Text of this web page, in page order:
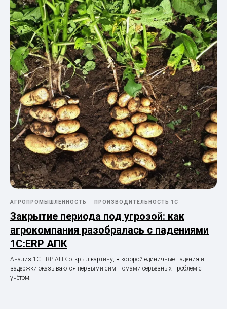
АГРОПРОМЫШЛЕННОСТЬ ПРОИЗВОДИТЕЛЬНОСТЬ 1С
Закрытие периода под угрозой: как
агрокомпания разобралась с падениями
1С:ERP АПК
Анализ 1С:ERP АПК открыл картину, в которой единичные падения и
задержки оказываются первыми симптомами серьёзных проблем с
учётом.